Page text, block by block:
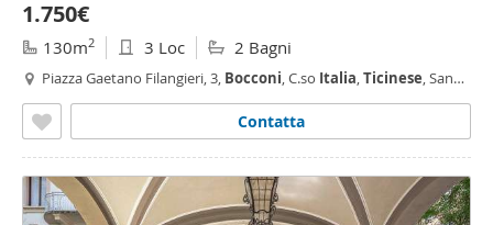
1.750€
130m2 3 Loc 2 Bagni
Piazza Gaetano Filangieri, 3, Bocconi, C.so Italia,Ticinese, San
Contatta